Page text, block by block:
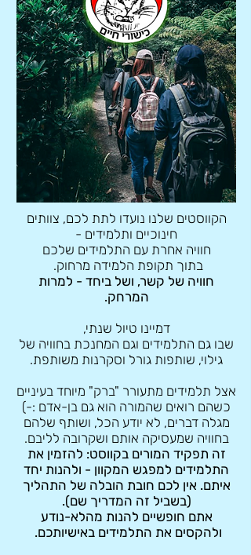
הקווסטים שלנו נועדו לתת לכם, צוותים
חינוכיים ותלמידים -
חוויה אחרת עם התלמידים שלכם
בתוך תקופת הלמידה מרחוק.
חוויה של קשר, ושל ביחד - למרות
המרחק.
דמיינו טיול שנתי,
שבו גם התלמידים וגם המחנכת בחוויה של
גילוי, שותפות גורל וסקרנות משותפת.
אצל תלמידים מתעורר "ברק" מיוחד בעיניים
כשהם רואים שהמורה הוא גם בן-אדם :-)
מגלה דברים, לא יודע הכל, ושותף שלהם
בחוויה שמעסיקה אותם ושקרובה לליבם.
זה תפקיד המורים בקווסט: להזמין את
התלמידים למפגש המקוון - ולהנות יחד
איתם. אין לכם חובת הובלה של התהליך
(בשביל זה המדריך שם).
אתם חופשיים להנות מהלא-נודע
ולהקסים את התלמידים באישיותכם.